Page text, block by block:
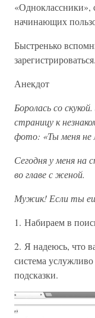
«Одноклассники»,
начинающих
Быстренько
зарегистрироваться.
Анекдот
Боролась со
страницу к
фото: «Ты меня
Сегодня у меня на
во главе с женой.
Мужик! Если ты
1. Набираем в
2. Я надеюсь, что
система
подсказки.